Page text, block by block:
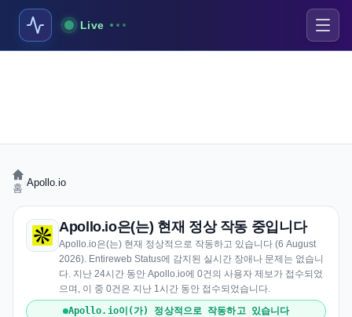
Live
홈 Apollo.io
Apollo.io은(는) 현재 정상 작동 중입니다
Apollo.io은(는) 현재 정상적으로 작동하고 있습니다 (6 August
2026). Entireweb Status에 감지된 실시간 장애나 문제는 없습니
다. 지난 24시간 동안 Apollo.io에 0건의 사용자 제보가 접수되었
으며, 이 중 0건은 지난 1시간 동안 접수되었습니다.
Apollo.io이(가) 정상적으로 작동하고 있습니다